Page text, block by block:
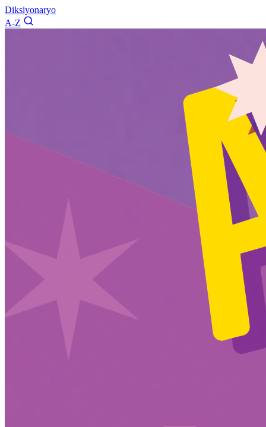
Diksiyonaryo
A-Z